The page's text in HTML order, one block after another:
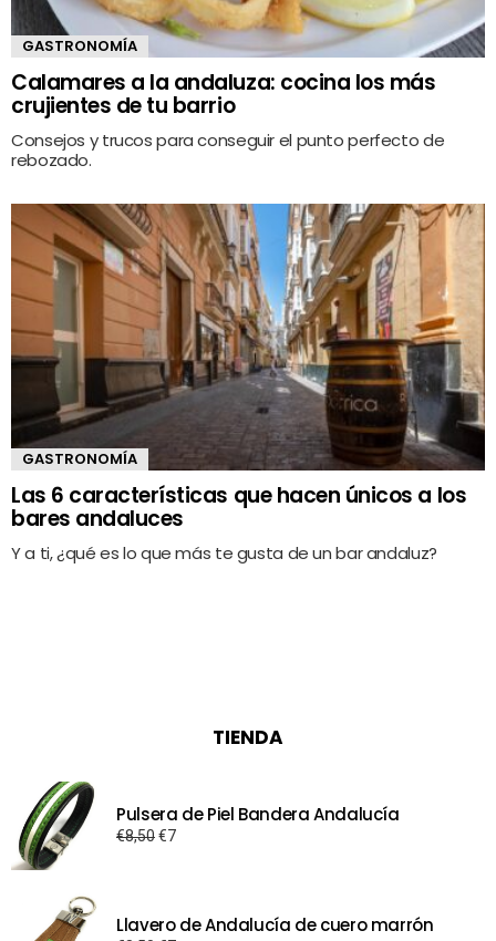
GASTRONOMÍA
Calamares a la andaluza: cocina los más
crujientes de tu barrio
Consejos y trucos para conseguir el punto perfecto de
rebozado.
GASTRONOMÍA
Las 6 características que hacen únicos a los
bares andaluces
Y a ti, ¿qué es lo que más te gusta de un bar andaluz?
TIENDA
Pulsera de Piel Bandera Andalucía
€8,50El
€8,50.
€7El
€7.
Llavero de Andalucía de cuero marrón